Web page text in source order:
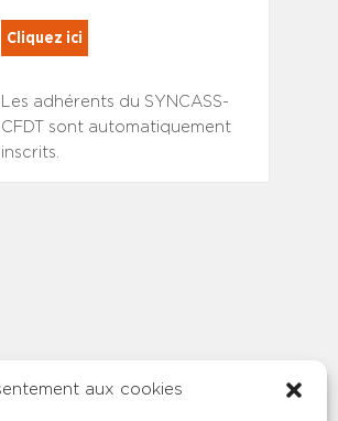
aux cookies
Cliquez ici
Les adhérents du SYNCASS-
CFDT sont automatiquement
inscrits.